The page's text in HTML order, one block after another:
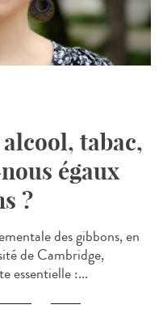
tabac,
égaux
?
des gibbons, en
de Cambridge,
essentielle :...